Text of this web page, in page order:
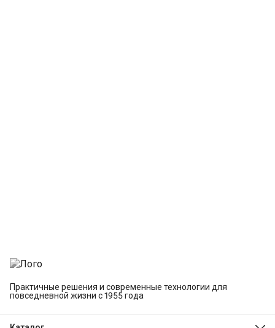
Практичные решения и современные технологии для
повседневной жизни с 1955 года